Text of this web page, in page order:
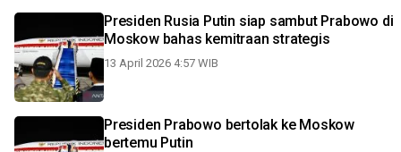
Presiden Rusia Putin siap sambut Prabowo di
Moskow bahas kemitraan strategis
13 April 2026 4:57 WIB
Presiden Prabowo bertolak ke Moskow
bertemu Putin